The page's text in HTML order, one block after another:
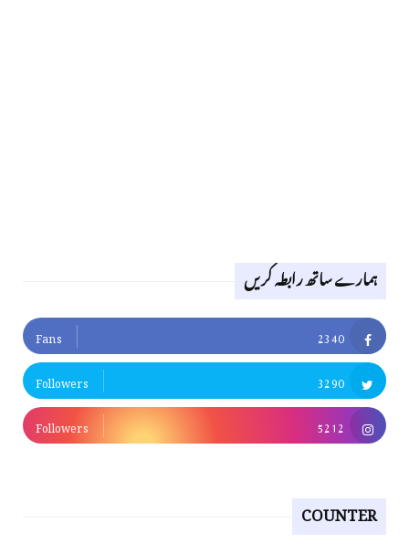
ہمارے ساتھ رابطہ کریں
2340
Fans
3290
Followers
5212
Followers
COUNTER